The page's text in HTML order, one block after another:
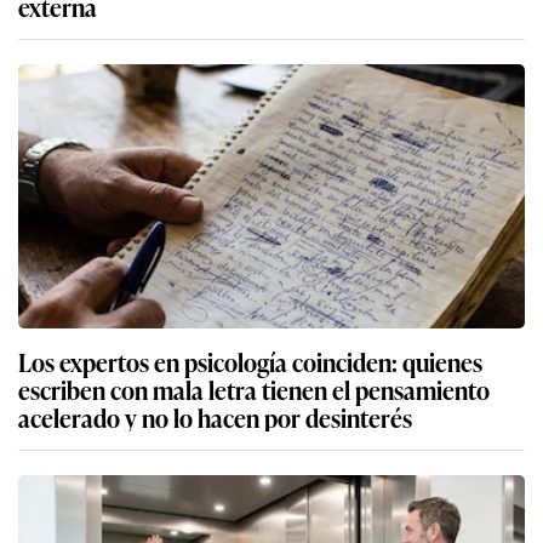
Los expertos en psicología coinciden: quienes
escriben con mala letra tienen el pensamiento
acelerado y no lo hacen por desinterés